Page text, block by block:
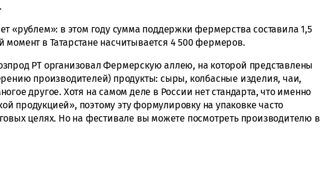
«рублем»: в этом году сумма поддержки фермерства составила 1,5
в Татарстане насчитывается 4 500 фермеров.
РТ организовал Фермерскую аллею, на которой представлены
производителей) продукты: сыры, колбасные изделия, чаи,
другое. Хотя на самом деле в России нет стандарта, что именно
продукцией», поэтому эту формулировку на упаковке часто
целях. Но на фестивале вы можете посмотреть производителю в